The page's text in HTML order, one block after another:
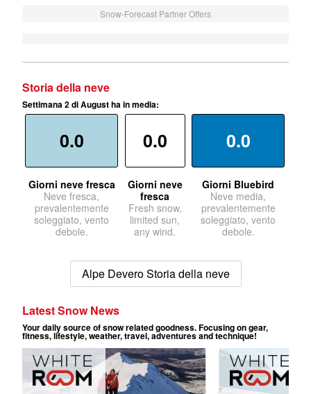
Snow-Forecast Partner Offers
Storia della neve
Settimana 2 di August ha in media:
0.0
Giorni neve fresca
Neve fresca,
prevalentemente
soleggiato, vento
debole.
0.0
Giorni neve
fresca
Fresh snow,
limited sun,
any wind.
0.0
Giorni Bluebird
Neve media,
prevalentemente
soleggiato, vento
debole.
Alpe Devero Storia della neve